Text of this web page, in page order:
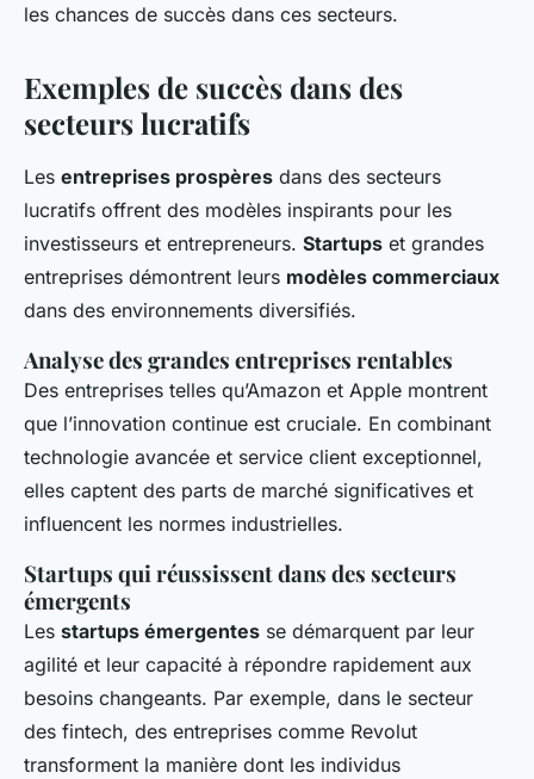
les chances de succès dans ces secteurs.
Exemples de succès dans des
secteurs lucratifs
Les entreprises prospères dans des secteurs
lucratifs offrent des modèles inspirants pour les
investisseurs et entrepreneurs. Startups et grandes
entreprises démontrent leurs modèles commerciaux
dans des environnements diversifiés.
Analyse des grandes entreprises rentables
Des entreprises telles qu’Amazon et Apple montrent
que l’innovation continue est cruciale. En combinant
technologie avancée et service client exceptionnel,
elles captent des parts de marché significatives et
influencent les normes industrielles.
Startups qui réussissent dans des secteurs
émergents
Les startups émergentes se démarquent par leur
agilité et leur capacité à répondre rapidement aux
besoins changeants. Par exemple, dans le secteur
des fintech, des entreprises comme Revolut
transforment la manière dont les individus